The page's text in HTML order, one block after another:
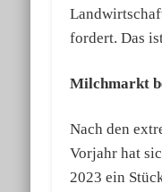
fordert. Das
Milchmarkt
Nach den
Vorjahr hat
2023 ein